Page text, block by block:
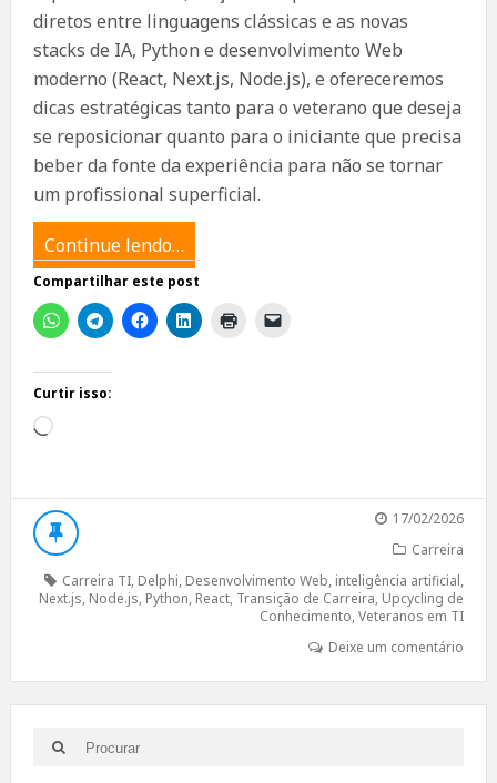
diretos entre linguagens clássicas e as novas
stacks de IA, Python e desenvolvimento Web
moderno (React, Next.js, Node.js), e ofereceremos
dicas estratégicas tanto para o veterano que deseja
se reposicionar quanto para o iniciante que precisa
beber da fonte da experiência para não se tornar
um profissional superficial.
Continue lendo…
Compartilhar este post
Curtir isso:
Carregando...
17/02/2026
Carreira
Carreira TI, Delphi, Desenvolvimento Web, inteligência artificial,
Next.js, Node.js, Python, React, Transição de Carreira, Upcycling de
Conhecimento,Veteranos em TI
Deixe um comentário
Search
for:
Search